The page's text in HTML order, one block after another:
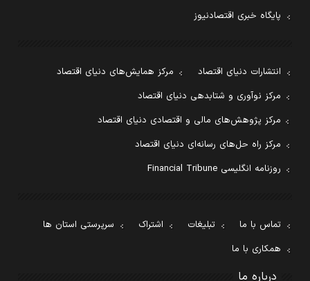
پایگاه خبری اقتصادنیوز
انتشارات دنیای اقتصاد
مرکز همایش‌های دنیای اقتصاد
مرکز نوآوری و شتابدهی دنیای اقتصاد
مرکز پژوهش‌های مالی و اقتصادی دنیای اقتصاد
مرکز راه حل‌های رسانه‌ای دنیای اقتصاد
روزنامه انگلیسی Financial Tribune
تماس با ما تبلیغات اشتراک
سرپرستی استان ها
همکاری با ما
درباره ما